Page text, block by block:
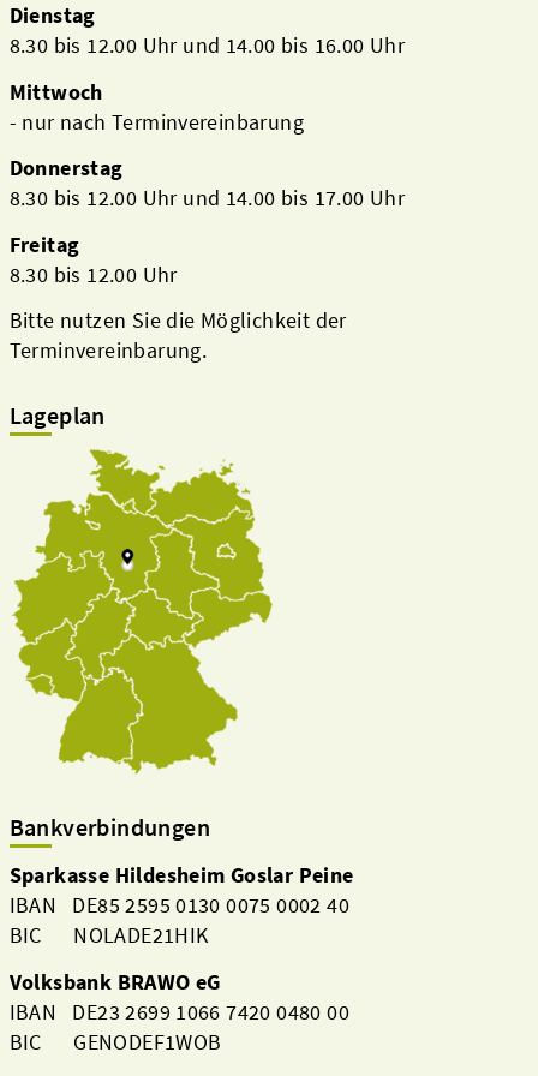
Dienstag
8.30 bis 12.00 Uhr und 14.00 bis 16.00 Uhr
Mittwoch
- nur nach Terminvereinbarung
Donnerstag
8.30 bis 12.00 Uhr und 14.00 bis 17.00 Uhr
Freitag
8.30 bis 12.00 Uhr
Bitte nutzen Sie die Möglichkeit der
Terminvereinbarung.
Lageplan
Bankverbindungen
Sparkasse Hildesheim Goslar Peine
IBAN DE85 2595 0130 0075 0002 40
BIC NOLADE21HIK
Volksbank BRAWO eG
IBAN DE23 2699 1066 7420 0480 00
BIC GENODEF1WOB